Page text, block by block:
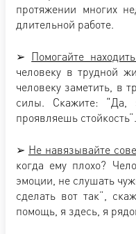
протяжении многих
длительной работе.
➢ Помогайте
человеку в трудной
человеку заметить, в
силы. Скажите:
проявляешь стойкость”.
➢ Не навязывайте
когда ему плохо?
эмоции, не слушать
сделать вот так”,
помощь, я здесь, я